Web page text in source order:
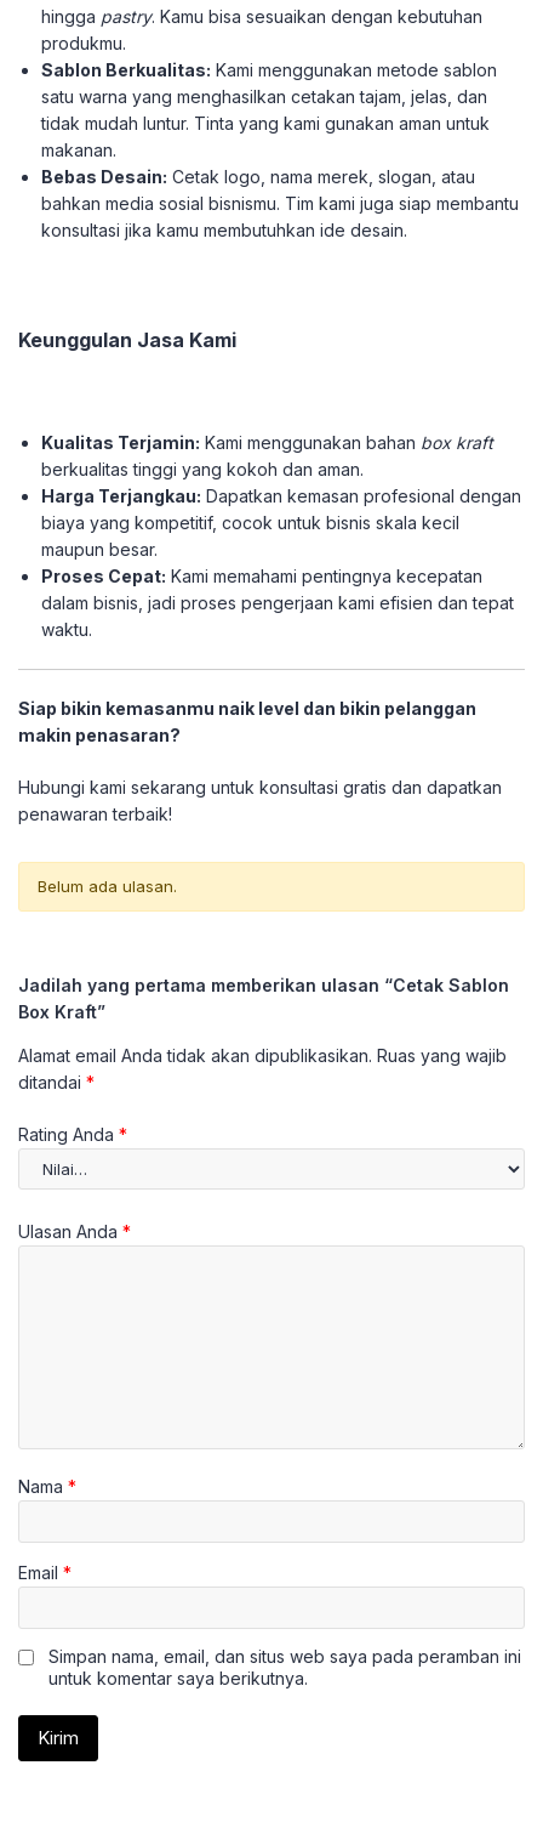
hingga pastry. Kamu bisa sesuaikan dengan kebutuhan
produkmu.
Sablon Berkualitas: Kami menggunakan metode sablon
satu warna yang menghasilkan cetakan tajam, jelas, dan
tidak mudah luntur. Tinta yang kami gunakan aman untuk
makanan.
Bebas Desain: Cetak logo, nama merek, slogan, atau
bahkan media sosial bisnismu. Tim kami juga siap membantu
konsultasi jika kamu membutuhkan ide desain.
Keunggulan Jasa Kami
Kualitas Terjamin: Kami menggunakan bahan box kraft
berkualitas tinggi yang kokoh dan aman.
Harga Terjangkau: Dapatkan kemasan profesional dengan
biaya yang kompetitif, cocok untuk bisnis skala kecil
maupun besar.
Proses Cepat: Kami memahami pentingnya kecepatan
dalam bisnis, jadi proses pengerjaan kami efisien dan tepat
waktu.
Siap bikin kemasanmu naik level dan bikin pelanggan
makin penasaran?
Hubungi kami sekarang untuk konsultasi gratis dan dapatkan
penawaran terbaik!
Belum ada ulasan.
Jadilah yang pertama memberikan ulasan “Cetak Sablon
Box Kraft”
Alamat email Anda tidak akan dipublikasikan. Ruas yang wajib
ditandai *
Rating Anda *
Ulasan Anda *
Nama *
Email *
Simpan nama, email, dan situs web saya pada peramban ini
untuk komentar saya berikutnya.